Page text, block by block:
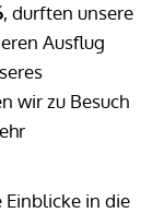
, durften unsere
Ausflug
wir zu Besuch
in die